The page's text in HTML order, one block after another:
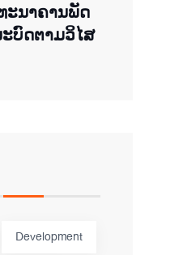
ະ​ນາ​ຄານ​ພັດ​
ບົດ​ຕາມ​ວິ​ໄສ​
Development